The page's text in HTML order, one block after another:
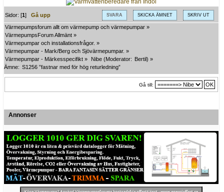
SVARA SKICKA ÄMNET SKRIV UT
Sidor: [1]Gå upp
Värmepumpsforum allt om värmepump och värmepumpar »
VärmepumpsForum Allmänt »
Värmepumpar och installationsfrågor. »
Värmepumpar - Mark/Berg och Sjövärmepumpar. »
Värmepumpar - Märkesspecifikt » Nibe (Moderator: Bertil) »
Ämne: S1256 ”fastnar med för hög returledning”
Gå till:
Annonser